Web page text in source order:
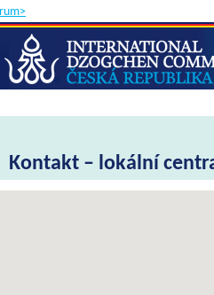
Kontakt – lokální